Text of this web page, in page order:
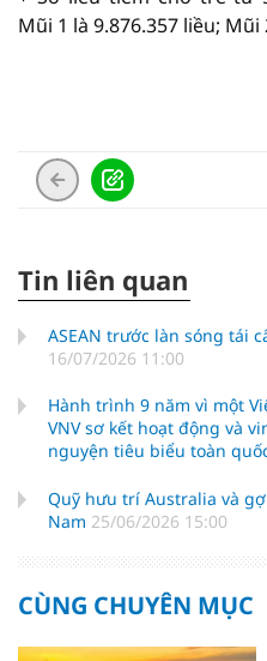
Mũi 1 là 9.876.357 liều; Mũi
Tin liên quan
ASEAN trước làn sóng tái
16/07/2026 11:00
Hành trình 9 năm vì một
VNV sơ kết hoạt động và
nguyện tiêu biểu toàn
Quỹ hưu trí Australia và
Nam 25/06/2026 15:00
CÙNG CHUYÊN MỤC